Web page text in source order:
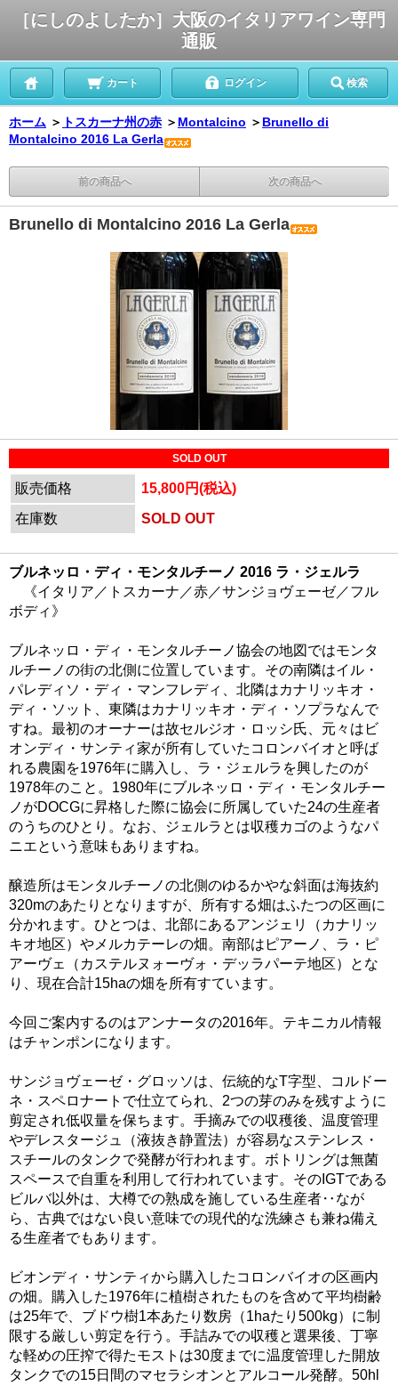
［にしのよしたか］大阪のイタリアワイン専門
通販
カート ログイン 検索
ホーム ＞ トスカーナ州の赤 ＞ Montalcino ＞ Brunello di
Montalcino 2016 La Gerla
前の商品へ 次の商品へ
Brunello di Montalcino 2016 La Gerla
SOLD OUT
販売価格
15,800円(税込)
在庫数
SOLD OUT
ブルネッロ・ディ・モンタルチーノ 2016 ラ・ジェルラ
《イタリア／トスカーナ／赤／サンジョヴェーゼ／フル
ボディ》
ブルネッロ・ディ・モンタルチーノ協会の地図ではモンタ
ルチーノの街の北側に位置しています。その南隣はイル・
パレディソ・ディ・マンフレディ、北隣はカナリッキオ・
ディ・ソット、東隣はカナリッキオ・ディ・ソプラなんで
すね。最初のオーナーは故セルジオ・ロッシ氏、元々はビ
オンディ・サンティ家が所有していたコロンバイオと呼ば
れる農園を1976年に購入し、ラ・ジェルラを興したのが
1978年のこと。1980年にブルネッロ・ディ・モンタルチー
ノがDOCGに昇格した際に協会に所属していた24の生産者
のうちのひとり。なお、ジェルラとは収穫カゴのようなパ
ニエという意味もありますね。
醸造所はモンタルチーノの北側のゆるかやな斜面は海抜約
320mのあたりとなりますが、所有する畑はふたつの区画に
分かれます。ひとつは、北部にあるアンジェリ（カナリッ
キオ地区）やメルカテーレの畑。南部はピアーノ、ラ・ピ
アーヴェ（カステルヌォーヴォ・デッラパーテ地区）とな
り、現在合計15haの畑を所有すています。
今回ご案内するのはアンナータの2016年。テキニカル情報
はチャンポンになります。
サンジョヴェーゼ・グロッソは、伝統的なT字型、コルドー
ネ・スペロナートで仕立てられ、2つの芽のみを残すように
剪定され低収量を保ちます。手摘みでの収穫後、温度管理
やデレスタージュ（液抜き静置法）が容易なステンレス・
スチールのタンクで発酵が行われます。ボトリングは無菌
スペースで自重を利用して行われています。そのIGTである
ビルバ以外は、大樽での熟成を施している生産者‥なが
ら、古典ではない良い意味での現代的な洗練さも兼ね備え
る生産者でもあります。
ビオンディ・サンティから購入したコロンバイオの区画内
の畑。購入した1976年に植樹されたものを含めて平均樹齢
は25年で、ブドウ樹1本あたり数房（1haたり500kg）に制
限する厳しい剪定を行う。手詰みでの収穫と選果後、丁寧
な軽めの圧搾で得たモストは30度までに温度管理した開放
タンクでの15日間のマセラシオンとアルコール発酵。50hl